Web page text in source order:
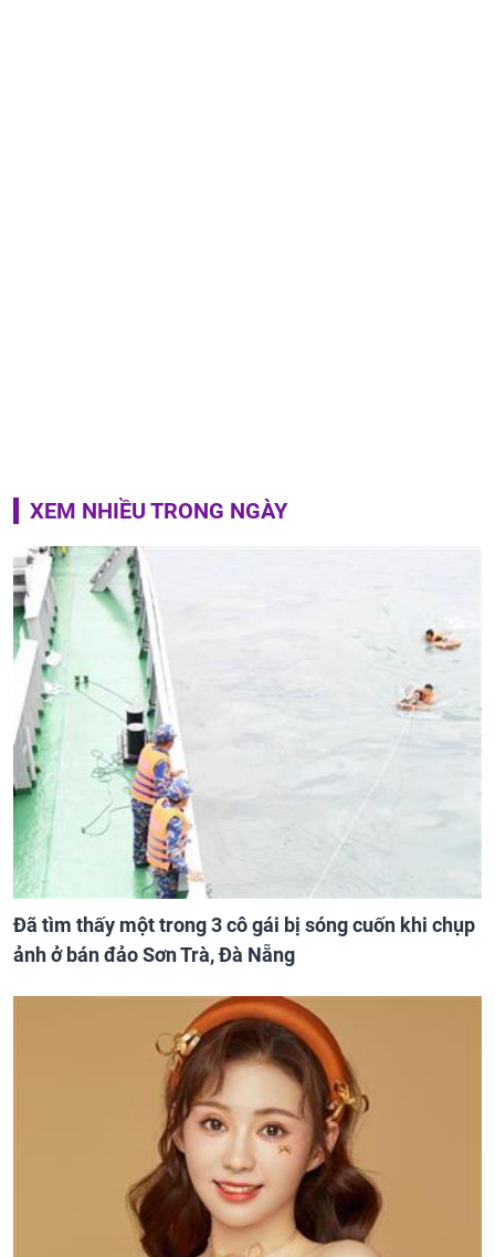
XEM NHIỀU TRONG NGÀY
Đã tìm thấy một trong 3 cô gái bị sóng cuốn khi chụp
ảnh ở bán đảo Sơn Trà, Đà Nẵng